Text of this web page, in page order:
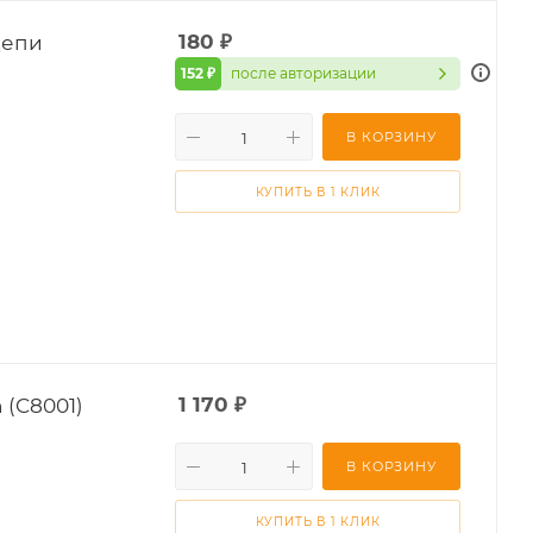
180 ₽
152 ₽ после авторизации
В КОРЗИНУ
КУПИТЬ В 1 КЛИК
1 170 ₽
В КОРЗИНУ
КУПИТЬ В 1 КЛИК